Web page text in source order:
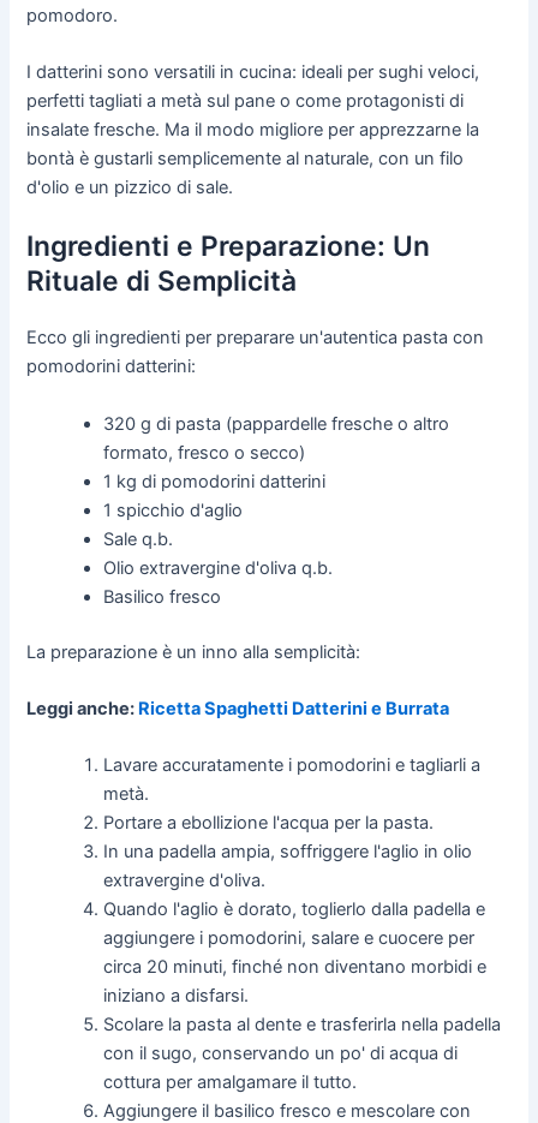
pomodoro.
I datterini sono versatili in cucina: ideali per sughi veloci,
perfetti tagliati a metà sul pane o come protagonisti di
insalate fresche. Ma il modo migliore per apprezzarne la
bontà è gustarli semplicemente al naturale, con un filo
d'olio e un pizzico di sale.
Ingredienti e Preparazione: Un
Rituale di Semplicità
Ecco gli ingredienti per preparare un'autentica pasta con
pomodorini datterini:
320 g di pasta (pappardelle fresche o altro
formato, fresco o secco)
1 kg di pomodorini datterini
1 spicchio d'aglio
Sale q.b.
Olio extravergine d'oliva q.b.
Basilico fresco
La preparazione è un inno alla semplicità:
Leggi anche: Ricetta Spaghetti Datterini e Burrata
Lavare accuratamente i pomodorini e tagliarli a
metà.
Portare a ebollizione l'acqua per la pasta.
In una padella ampia, soffriggere l'aglio in olio
extravergine d'oliva.
Quando l'aglio è dorato, toglierlo dalla padella e
aggiungere i pomodorini, salare e cuocere per
circa 20 minuti, finché non diventano morbidi e
iniziano a disfarsi.
Scolare la pasta al dente e trasferirla nella padella
con il sugo, conservando un po' di acqua di
cottura per amalgamare il tutto.
Aggiungere il basilico fresco e mescolare con